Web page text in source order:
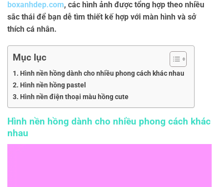
boxanhdep.com, các hình ảnh được tổng hợp theo nhiều
sắc thái để bạn dễ tìm thiết kế hợp với màn hình và sở
thích cá nhân.
Mục lục
Hình nền hồng dành cho nhiều phong cách khác nhau
Hình nền hồng pastel
Hình nền điện thoại màu hồng cute
Hình nền hồng dành cho nhiều phong cách khác
nhau